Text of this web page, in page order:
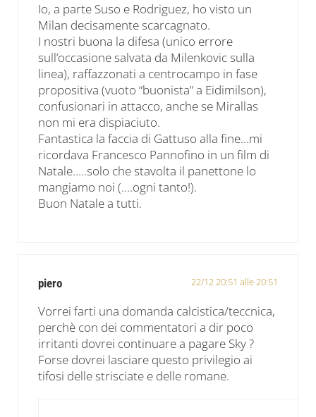
Io, a parte Suso e Rodriguez, ho visto un
Milan decisamente scarcagnato.
I nostri buona la difesa (unico errore
sull’occasione salvata da Milenkovic sulla
linea), raffazzonati a centrocampo in fase
propositiva (vuoto “buonista” a Eidimilson),
confusionari in attacco, anche se Mirallas
non mi era dispiaciuto.
Fantastica la faccia di Gattuso alla fine…mi
ricordava Francesco Pannofino in un film di
Natale…..solo che stavolta il panettone lo
mangiamo noi (….ogni tanto!).
Buon Natale a tutti.
piero 22/12 20:51 alle 20:51
Vorrei farti una domanda calcistica/teccnica,
perchè con dei commentatori a dir poco
irritanti dovrei continuare a pagare Sky ?
Forse dovrei lasciare questo privilegio ai
tifosi delle strisciate e delle romane.